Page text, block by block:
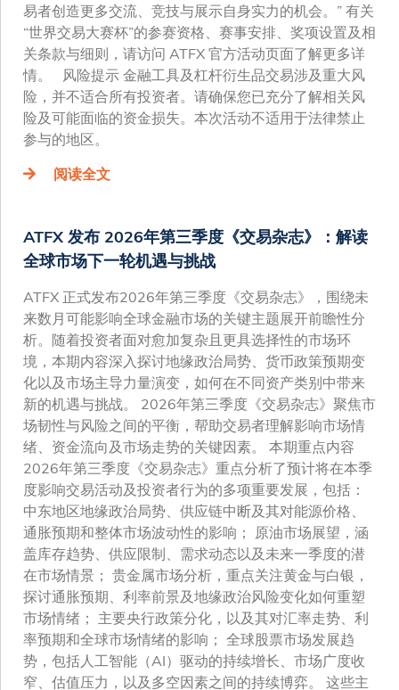
易者创造更多交流、竞技与展示自身实力的机会。” 有关
“世界交易大赛杯”的参赛资格、赛事安排、奖项设置及相
关条款与细则，请访问 ATFX 官方活动页面了解更多详
情。 风险提示 金融工具及杠杆衍生品交易涉及重大风
险，并不适合所有投资者。请确保您已充分了解相关风
险及可能面临的资金损失。本次活动不适用于法律禁止
参与的地区。
阅读全文
ATFX 发布 2026年第三季度《交易杂志》：解读
全球市场下一轮机遇与挑战
ATFX 正式发布2026年第三季度《交易杂志》，围绕未
来数月可能影响全球金融市场的关键主题展开前瞻性分
析。随着投资者面对愈加复杂且更具选择性的市场环
境，本期内容深入探讨地缘政治局势、货币政策预期变
化以及市场主导力量演变，如何在不同资产类别中带来
新的机遇与挑战。 2026年第三季度《交易杂志》聚焦市
场韧性与风险之间的平衡，帮助交易者理解影响市场情
绪、资金流向及市场走势的关键因素。 本期重点内容
2026年第三季度《交易杂志》重点分析了预计将在本季
度影响交易活动及投资者行为的多项重要发展，包括：
中东地区地缘政治局势、供应链中断及其对能源价格、
通胀预期和整体市场波动性的影响； 原油市场展望，涵
盖库存趋势、供应限制、需求动态以及未来一季度的潜
在市场情景； 贵金属市场分析，重点关注黄金与白银，
探讨通胀预期、利率前景及地缘政治风险变化如何重塑
市场情绪； 主要央行政策分化，以及其对汇率走势、利
率预期和全球市场情绪的影响； 全球股票市场发展趋
势，包括人工智能（AI）驱动的持续增长、市场广度收
窄、估值压力，以及多空因素之间的持续博弈。 这些主